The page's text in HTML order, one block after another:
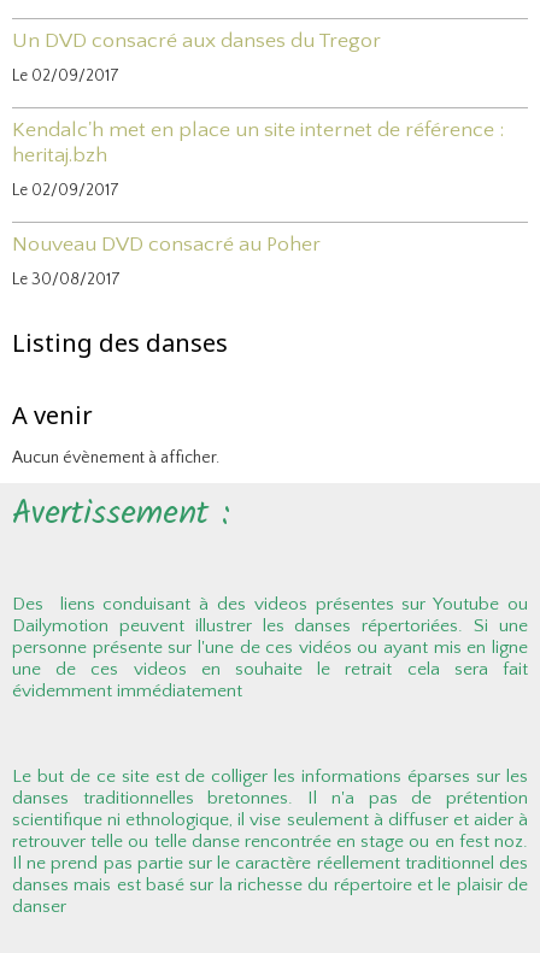
Un DVD consacré aux danses du Tregor
Le 02/09/2017
Kendalc'h met en place un site internet de référence :
heritaj.bzh
Le 02/09/2017
Nouveau DVD consacré au Poher
Le 30/08/2017
Listing des danses
A venir
Aucun évènement à afficher.
Avertissement :
Des liens conduisant à des videos présentes sur Youtube ou
Dailymotion peuvent illustrer les danses répertoriées. Si une
personne présente sur l'une de ces vidéos ou ayant mis en ligne
une de ces videos en souhaite le retrait cela sera fait
évidemment immédiatement
Le but de ce site est de colliger les informations éparses sur les
danses traditionnelles bretonnes. Il n'a pas de prétention
scientifique ni ethnologique, il vise seulement à diffuser et aider à
retrouver telle ou telle danse rencontrée en stage ou en fest noz.
Il ne prend pas partie sur le caractère réellement traditionnel des
danses mais est basé sur la richesse du répertoire et le plaisir de
danser